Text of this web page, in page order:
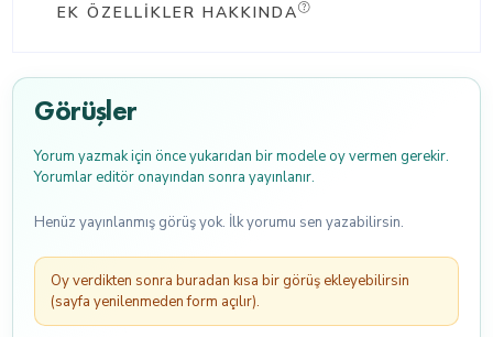
EK ÖZELLIKLER HAKKINDA
Görüşler
Yorum yazmak için önce yukarıdan bir modele oy vermen gerekir.
Yorumlar editör onayından sonra yayınlanır.
Henüz yayınlanmış görüş yok. İlk yorumu sen yazabilirsin.
Oy verdikten sonra buradan kısa bir görüş ekleyebilirsin
(sayfa yenilenmeden form açılır).